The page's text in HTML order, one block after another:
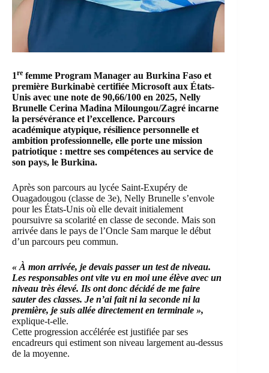
1re femme Program Manager au Burkina Faso et
première Burkinabè certifiée Microsoft aux États-
Unis avec une note de 90,66/100 en 2025, Nelly
Brunelle Cerina Madina Miloungou/Zagré incarne
la persévérance et l’excellence. Parcours
académique atypique, résilience personnelle et
ambition professionnelle, elle porte une mission
patriotique : mettre ses compétences au service de
son pays, le Burkina.
Après son parcours au lycée Saint-Exupéry de
Ouagadougou (classe de 3e), Nelly Brunelle s’envole
pour les États-Unis où elle devait initialement
poursuivre sa scolarité en classe de seconde. Mais son
arrivée dans le pays de l’Oncle Sam marque le début
d’un parcours peu commun.
« À mon arrivée, je devais passer un test de niveau.
Les responsables ont vite vu en moi une élève avec un
niveau très élevé. Ils ont donc décidé de me faire
sauter des classes. Je n’ai fait ni la seconde ni la
première, je suis allée directement en terminale »,
explique-t-elle.
Cette progression accélérée est justifiée par ses
encadreurs qui estiment son niveau largement au-dessus
de la moyenne.